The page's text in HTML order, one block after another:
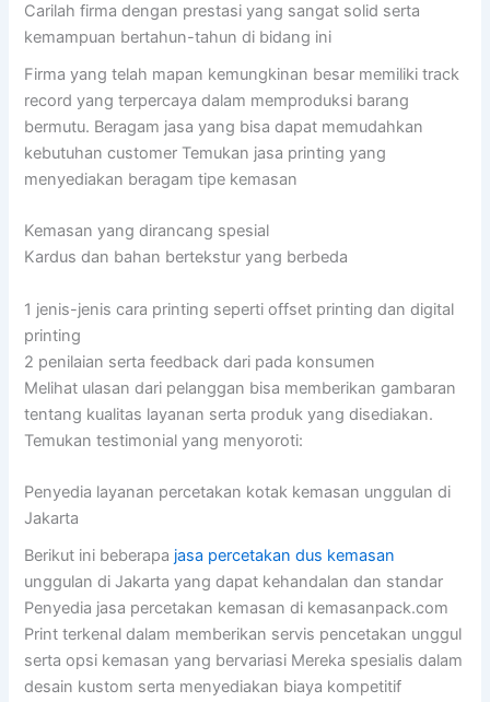
Carilah firma dengan prestasi yang sangat solid serta
kemampuan bertahun-tahun di bidang ini
Firma yang telah mapan kemungkinan besar memiliki track
record yang terpercaya dalam memproduksi barang
bermutu. Beragam jasa yang bisa dapat memudahkan
kebutuhan customer Temukan jasa printing yang
menyediakan beragam tipe kemasan
Kemasan yang dirancang spesial
Kardus dan bahan bertekstur yang berbeda
1 jenis-jenis cara printing seperti offset printing dan digital
printing
2 penilaian serta feedback dari pada konsumen
Melihat ulasan dari pelanggan bisa memberikan gambaran
tentang kualitas layanan serta produk yang disediakan.
Temukan testimonial yang menyoroti:
Penyedia layanan percetakan kotak kemasan unggulan di
Jakarta
Berikut ini beberapa jasa percetakan dus kemasan
unggulan di Jakarta yang dapat kehandalan dan standar
Penyedia jasa percetakan kemasan di kemasanpack.com
Print terkenal dalam memberikan servis pencetakan unggul
serta opsi kemasan yang bervariasi Mereka spesialis dalam
desain kustom serta menyediakan biaya kompetitif